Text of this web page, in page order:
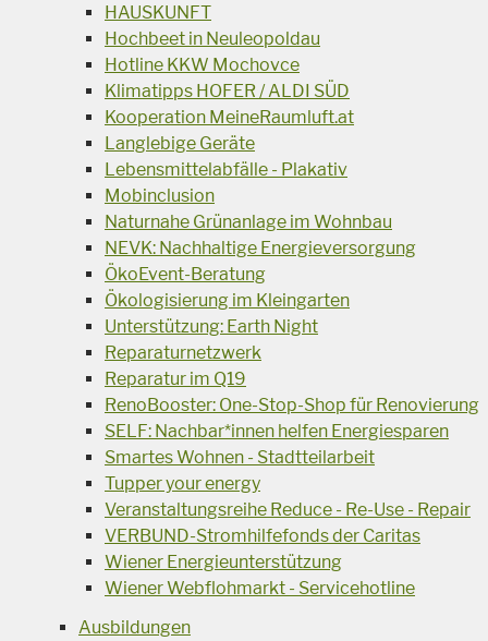
HAUSKUNFT
Hochbeet in Neuleopoldau
Hotline KKW Mochovce
Klimatipps HOFER / ALDI SÜD
Kooperation MeineRaumluft.at
Langlebige Geräte
Lebensmittelabfälle - Plakativ
Mobinclusion
Naturnahe Grünanlage im Wohnbau
NEVK: Nachhaltige Energieversorgung
ÖkoEvent-Beratung
Ökologisierung im Kleingarten
Unterstützung: Earth Night
Reparaturnetzwerk
Reparatur im Q19
RenoBooster: One-Stop-Shop für Renovierung
SELF: Nachbar*innen helfen Energiesparen
Smartes Wohnen - Stadtteilarbeit
Tupper your energy
Veranstaltungsreihe Reduce - Re-Use - Repair
VERBUND-Stromhilfefonds der Caritas
Wiener Energieunterstützung
Wiener Webflohmarkt - Servicehotline
Ausbildungen